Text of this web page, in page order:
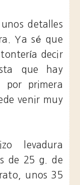
detalles
Ya sé que
decir
que hay
por primera
venir muy
levadura
de 25 g. de
unos 35